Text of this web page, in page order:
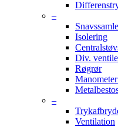
–
Isolering
Div.
Røgrør
–
Ventilation